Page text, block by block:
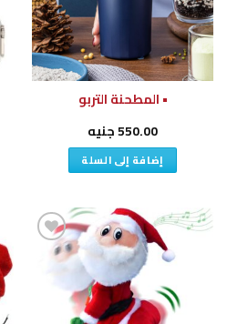
• المطحنة التربو
550.00جنيه
إضافة إلى السلة
إضافة